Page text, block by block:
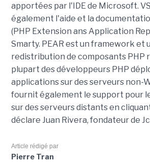
apportées par l'IDE de Microsoft.
également l'aide et la
(PHP Extension ans Application
Smarty. PEAR est un framework et
redistribution de composants PHP
plupart des développeurs PHP
applications sur des serveurs non-
fournit également le support pour
sur des serveurs distants en
déclare Juan Rivera, fondateur de
Article rédigé par
Pierre Tran